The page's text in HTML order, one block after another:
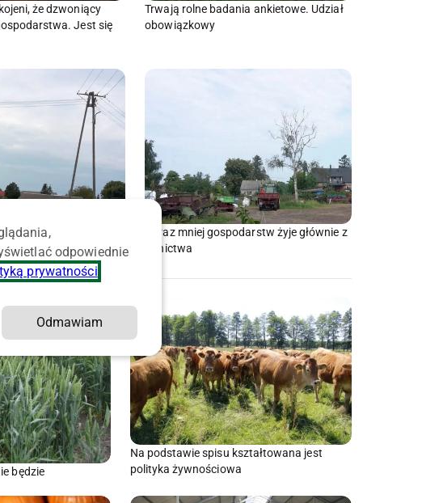
że dzwoniący
Jest się
Trwają rolne badania ankietowe. Udział
obowiązkowy
się mniej prądu, a
Coraz mniej gospodarstw żyje głównie z
rolnictwa
będzie
Na podstawie spisu kształtowana jest
polityka żywnościowa
odpowiednie
prywatności
Odmawiam